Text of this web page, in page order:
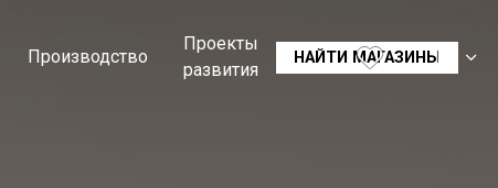
Производство
Проекты
развития
НАЙТИ МАГАЗИНЫRU